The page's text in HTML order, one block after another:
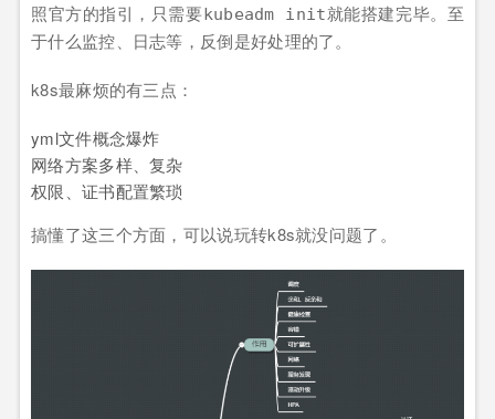
照官方的指引，只需要kubeadm init就能搭建完毕。至
于什么监控、日志等，反倒是好处理的了。
k8s最麻烦的有三点：
yml文件概念爆炸
网络方案多样、复杂
权限、证书配置繁琐
搞懂了这三个方面，可以说玩转k8s就没问题了。